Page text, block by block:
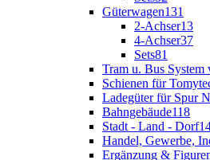
Güterwagen131
2-Achser13
4-Achser37
Sets81
Tram u. Bus System
Schienen für
Ladegüter für Spur N
Bahngebäude118
Stadt - Land - Dorf
Handel, Gewerbe,
Ergänzung &